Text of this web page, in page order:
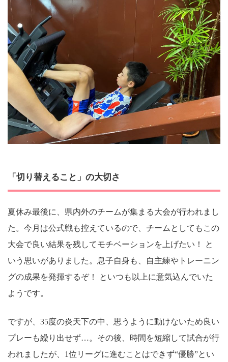
「切り替えること」の大切さ
夏休み最後に、県内外のチームが集まる大会が行われまし
た。今月は公式戦も控えているので、チームとしてもこの
大会で良い結果を残してモチベーションを上げたい！ と
いう思いがありました。息子自身も、自主練やトレーニン
グの成果を発揮するぞ！ といつも以上に意気込んでいた
ようです。
ですが、35度の炎天下の中、思うように動けないため良い
プレーも繰り出せず…。その後、時間を短縮して試合が行
われましたが、1位リーグに進むことはできず“優勝”とい